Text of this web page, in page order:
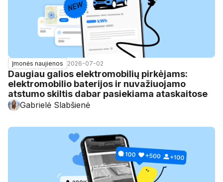
Įmonės naujienos 2026-07-02
Daugiau galios elektromobilių pirkėjams:
elektromobilio baterijos ir nuvažiuojamo
atstumo skiltis dabar pasiekiama ataskaitose
Gabrielė Slabšienė